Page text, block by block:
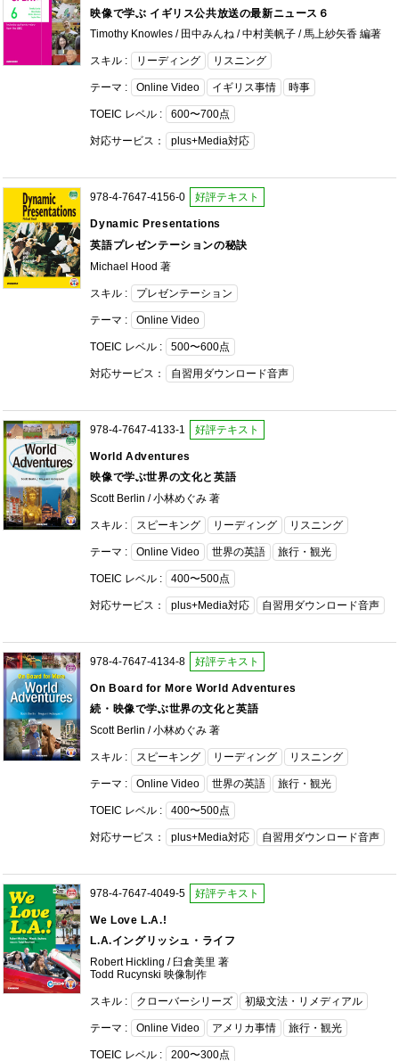
映像で学ぶ イギリス公共放送の最新ニュース６
Timothy Knowles / 田中みんね / 中村美帆子 / 馬上紗矢香 編著
スキル : リーディング リスニング
テーマ : Online Video イギリス事情 時事
TOEIC レベル : 600〜700点
対応サービス： plus+Media対応
978-4-7647-4156-0 好評テキスト
Dynamic Presentations
英語プレゼンテーションの秘訣
Michael Hood 著
スキル : プレゼンテーション
テーマ : Online Video
TOEIC レベル : 500〜600点
対応サービス： 自習用ダウンロード音声
978-4-7647-4133-1 好評テキスト
World Adventures
映像で学ぶ世界の文化と英語
Scott Berlin / 小林めぐみ 著
スキル : スピーキング リーディング リスニング
テーマ : Online Video 世界の英語 旅行・観光
TOEIC レベル : 400〜500点
対応サービス： plus+Media対応 自習用ダウンロード音声
978-4-7647-4134-8 好評テキスト
On Board for More World Adventures
続・映像で学ぶ世界の文化と英語
Scott Berlin / 小林めぐみ 著
スキル : スピーキング リーディング リスニング
テーマ : Online Video 世界の英語 旅行・観光
TOEIC レベル : 400〜500点
対応サービス： plus+Media対応 自習用ダウンロード音声
978-4-7647-4049-5 好評テキスト
We Love L.A.!
L.A.イングリッシュ・ライフ
Robert Hickling / 臼倉美里 著
Todd Rucynski 映像制作
スキル : クローバーシリーズ 初級文法・リメディアル
テーマ : Online Video アメリカ事情 旅行・観光
TOEIC レベル : 200〜300点